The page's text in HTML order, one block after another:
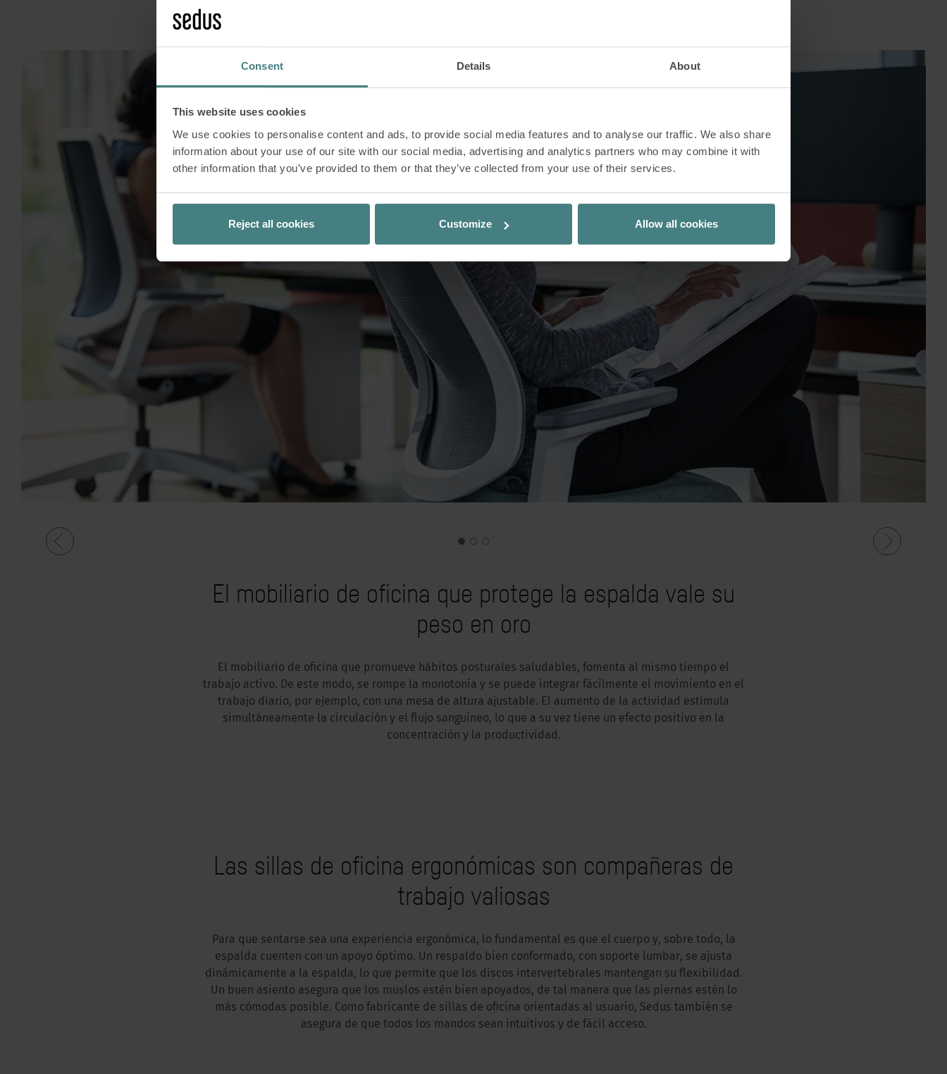
Consent Details About
This website uses cookies
We use cookies to personalise content and ads, to provide social media features and to analyse our traffic. We also share
information about your use of our site with our social media, advertising and analytics partners who may combine it with
other information that you’ve provided to them or that they’ve collected from your use of their services.
Reject all cookies Customize Allow all cookies
El mobiliario de oficina que protege la espalda vale su
peso en oro
El mobiliario de oficina que promueve hábitos posturales saludables, fomenta al mismo tiempo el
trabajo activo. De este modo, se rompe la monotonía y se puede integrar fácilmente el movimiento en el
trabajo diario, por ejemplo, con una mesa de altura ajustable. El aumento de la actividad estimula
simultáneamente la circulación y el flujo sanguíneo, lo que a su vez tiene un efecto positivo en la
concentración y la productividad.
Las sillas de oficina ergonómicas son compañeras de
trabajo valiosas
Para que sentarse sea una experiencia ergonómica, lo fundamental es que el cuerpo y, sobre todo, la
espalda cuenten con un apoyo óptimo. Un respaldo bien conformado, con soporte lumbar, se ajusta
dinámicamente a la espalda, lo que permite que los discos intervertebrales mantengan su flexibilidad.
Un buen asiento asegura que los muslos estén bien apoyados, de tal manera que las piernas estén lo
más cómodas posible. Como fabricante de sillas de oficina orientadas al usuario, Sedus también se
asegura de que todos los mandos sean intuitivos y de fácil acceso.